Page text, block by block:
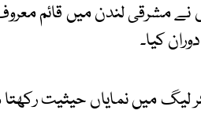
نے مشرقی لندن میں قائم
کیا۔
لیگ میں نمایاں حیثیت